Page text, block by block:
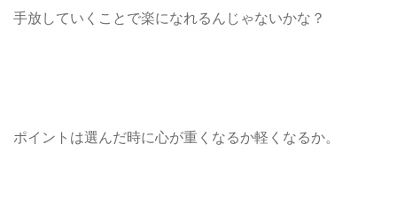
手放していくことで楽になれるんじゃないかな？
ポイントは選んだ時に心が重くなるか軽くなるか。